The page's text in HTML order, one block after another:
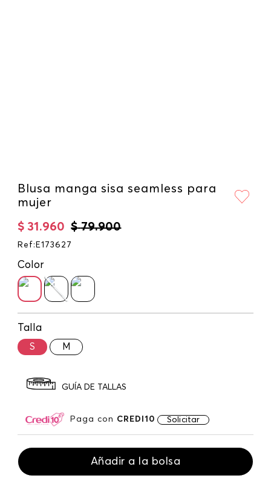
Blusa manga sisa seamless para
mujer
$ 79.900
$ 31 .960
Ref : E173627
Color
Talla
S M
GUÍA DE TALLAS
Paga con CREDI10 Solicitar
Añadir a la bolsa